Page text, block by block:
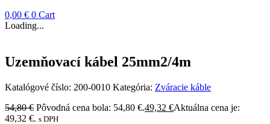
0,00 € 0 Cart
Loading...
Uzemňovací kábel 25mm2/4m
Katalógové číslo: 200-0010 Kategória: Zváracie káble
54,80€ Pôvodná cena bola: 54,80 €.49,32 €Aktuálna cena je:
49,32 €. s DPH